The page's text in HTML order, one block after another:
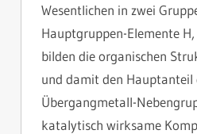
Wesentlichen in zwei
Hauptgruppen-Elemente H,
bilden die organischen
und damit den Hauptanteil
Übergangmetall-
katalytisch wirksame